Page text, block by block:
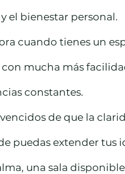
el bienestar personal.
cuando tienes un
mucha más
constantes.
de que la
puedas extender tus
una sala